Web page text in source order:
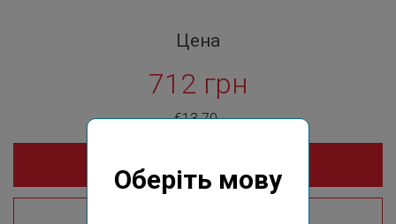
Оберіть мову
Цена
712 грн
€13.70